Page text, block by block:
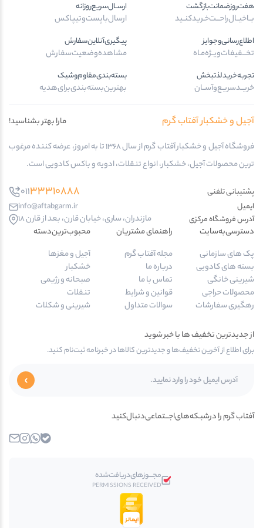
هفت‌روز‌ضمانت‌بازگشت
بــا‌خیــال‌راحـــت‌خـرید‌کنــید
ارســال‌سریع‌روزانه
ارسال‌با‌پست‌و‌تیپاکس
اطلاع‌رسانی‌و‌جوایز
تخـــفیفات‌ویــژه‌مـاه
پیگیری‌آنلاین‌سفارش
مشاهده‌وضعیت‌سفارش
تجربه‌خرید‌لذتبخش
خریــد‌سریـع‌و‌آســان
بسته‌بندی‌مقاوم‌وشیک
بهترین‌بسته‌بندی‌برای‌هدیه
آجیل و خشکبار آفتاب گرم
مارا بهتر بشناسید!
فروشگاه آجیل و خشکبار آفتاب گرم از سال 1368 تا به امروز، عرضه کننده مرغوب
ترین محصولات آجیل، خشکبار، انواع تنقلات، ادویه و باکس کادویی است.
پشتیبانی تلفنی 01133310888
ایمیل
info@aftabgarm.ir
آدرس‌ فروشگاه مرکزی
مازندران، ساری، خیابان قارن، بعد از قارن 18
دسترسی‌به‌سایت
پک های سازمانی
بسته های کادویی
شیرینی خانگی
محصولات حراجی
رهگیری سفارشات
راهنمای مشتریان
مجله آفتاب گرم
درباره ما
تماس با ما
قوانین و شرایط
سوالات متداول
محبوب‌ترین‌دسته‌
آجیل و مغزها
خشکبار
صبحانه و رژیمی
تنقلات
شیرینی و شکلات
از جدیدترین تخفیف ها با خبر شوید
برای اطلاع از آخرین تخفیف‌ها و جدیدترین کالاها در خبرنامه ثبت‌نام کنید.
آفتاب گرم را در‌‌شبـکه‌های‌اجـــتماعی‌دنبال‌کنید
واتساپ
اینستاگرامایمیل
مجـــوز‌های‌دریافت‌شده
PERMISSIONS RECEIVED